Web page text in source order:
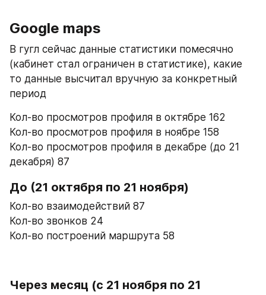
Google maps
В гугл сейчас данные статистики помесячно
(кабинет стал ограничен в статистике), какие
то данные высчитал вручную за конкретный
период
Кол-во просмотров профиля в октябре 162
Кол-во просмотров профиля в ноябре 158
Кол-во просмотров профиля в декабре (до 21
декабря) 87
До (21 октября по 21 ноября)
Кол-во взаимодействий 87
Кол-во звонков 24
Кол-во построений маршрута 58
Через месяц (с 21 ноября по 21